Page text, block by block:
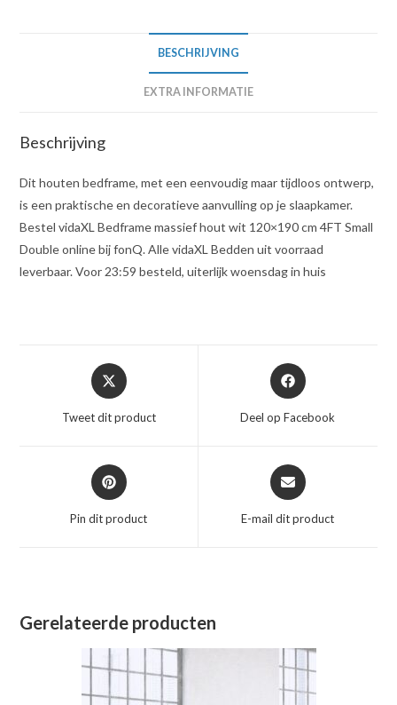
BESCHRIJVING
EXTRA INFORMATIE
Beschrijving
Dit houten bedframe, met een eenvoudig maar tijdloos ontwerp,
is een praktische en decoratieve aanvulling op je slaapkamer.
Bestel vidaXL Bedframe massief hout wit 120×190 cm 4FT Small
Double online bij fonQ. Alle vidaXL Bedden uit voorraad
leverbaar. Voor 23:59 besteld, uiterlijk woensdag in huis
Opent
in
nieuw
Tweet dit product
Opent
in
nieuw
Deel op Facebook
Opent
in
nieuw
Pin dit product
Opent
in
nieuw
E-mail dit product
Gerelateerde producten